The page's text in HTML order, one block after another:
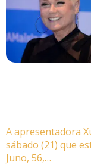
A apresentadora
sábado (21) que
Juno, 56,…